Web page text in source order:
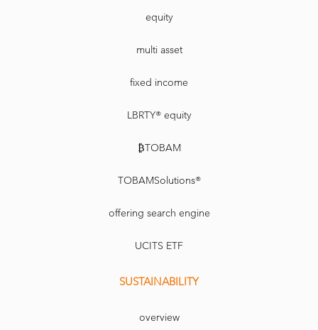
equity
multi asset
fixed income
LBRTY® equity
₿TOBAM
TOBAMSolutions®
offering search engine
UCITS ETF
SUSTAINABILITY
overview